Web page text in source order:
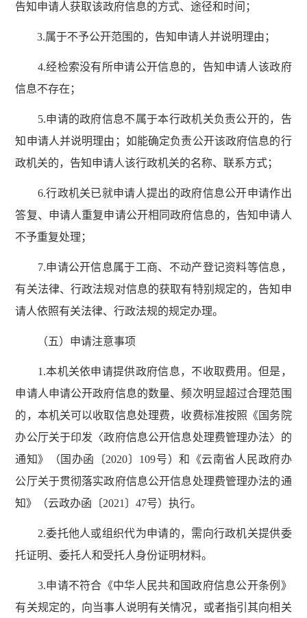
告知申请人获取该政府信息的方式、途径和时间；
3.属于不予公开范围的，告知申请人并说明理由；
4.经检索没有所申请公开信息的，告知申请人该政府
信息不存在；
5.申请的政府信息不属于本行政机关负责公开的，告
知申请人并说明理由；如能确定负责公开该政府信息的行
政机关的，告知申请人该行政机关的名称、联系方式；
6.行政机关已就申请人提出的政府信息公开申请作出
答复、申请人重复申请公开相同政府信息的，告知申请人
不予重复处理；
7.申请公开信息属于工商、不动产登记资料等信息，
有关法律、行政法规对信息的获取有特别规定的，告知申
请人依照有关法律、行政法规的规定办理。
（五）申请注意事项
1.本机关依申请提供政府信息，不收取费用。但是，
申请人申请公开政府信息的数量、频次明显超过合理范围
的，本机关可以收取信息处理费，收费标准按照《国务院
办公厅关于印发〈政府信息公开信息处理费管理办法〉的
通知》（国办函〔2020〕109号）和《云南省人民政府办
公厅关于贯彻落实政府信息公开信息处理费管理办法的通
知》（云政办函〔2021〕47号）执行。
2.委托他人或组织代为申请的，需向行政机关提供委
托证明、委托人和受托人身份证明材料。
3.申请不符合《中华人民共和国政府信息公开条例》
有关规定的，向当事人说明有关情况，或者指引其向相关